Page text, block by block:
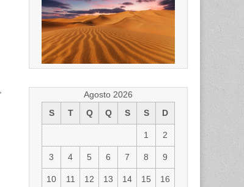
Agosto 2026
S
T Q Q S S D
1 2
3 4 5 6 7 8 9
10 11 12 13 14 15 16